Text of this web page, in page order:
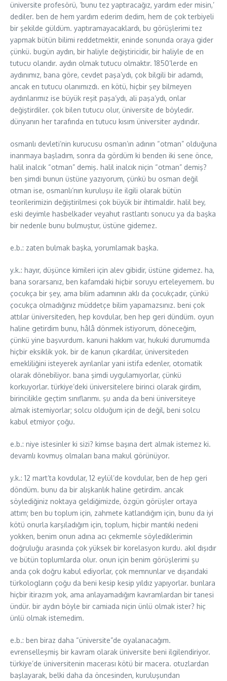
üniversite profesörü, ‘bunu tez yaptıracağız, yardım eder misin,’
dediler. ben de hem yardım ederim dedim, hem de çok terbiyeli
bir şekilde güldüm. yaptıramayacaklardı, bu görüşlerimi tez
yapmak bütün bilimi reddetmektir, eninde sonunda oraya gider
çünkü. bugün aydın, bir haliyle değiştiricidir, bir haliyle de en
tutucu olandır. aydın olmak tutucu olmaktır. 1850’lerde en
aydınımız, bana göre, cevdet paşa’ydı, çok bilgili bir adamdı,
ancak en tutucu olanımızdı. en kötü, hiçbir şey bilmeyen
aydınlarımız ise büyük reşit paşa’ydı, ali paşa’ydı, onlar
değiştirdiler. çok bilen tutucu olur, üniversite de böyledir.
dünyanın her tarafında en tutucu kısım üniversiter aydındır.
osmanlı devleti’nin kurucusu osman’ın adının “otman” olduğuna
inanmaya başladım, sonra da gördüm ki benden iki sene önce,
halil inalcık “otman” demiş. halil inalcık niçin “otman” demiş?
ben şimdi bunun üstüne yazıyorum, çünkü bu osman değil
otman ise, osmanlı’nın kuruluşu ile ilgili olarak bütün
teorilerimizin değiştirilmesi çok büyük bir ihtimaldir. halil bey,
eski deyimle hasbelkader veyahut rastlantı sonucu ya da başka
bir nedenle bunu bulmuştur, üstüne gidemez.
e.b.: zaten bulmak başka, yorumlamak başka.
y.k.: hayır, düşünce kimileri için alev gibidir, üstüne gidemez. ha,
bana sorarsanız, ben kafamdaki hiçbir soruyu erteleyemem. bu
çocukça bir şey, ama bilim adamının aklı da çocukçadır, çünkü
çocukça olmadığınız müddetçe bilim yapamazsınız. beni çok
attılar üniversiteden, hep kovdular, ben hep geri dündüm. oyun
haline getirdim bunu, hâlâ dönmek istiyorum, döneceğim,
çünkü yine başvurdum. kanuni hakkım var, hukuki durumumda
hiçbir eksiklik yok. bir de kanun çıkardılar, üniversiteden
emekliliğini isteyerek ayrılanlar yani istifa edenler, otomatik
olarak dönebiliyor. bana şimdi uygulamıyorlar, çünkü
korkuyorlar. türkiye’deki üniversitelere birinci olarak girdim,
birincilikle geçtim sınıflarımı. şu anda da beni üniversiteye
almak istemiyorlar; solcu olduğum için de değil, beni solcu
kabul etmiyor çoğu.
e.b.: niye istesinler ki sizi? kimse başına dert almak istemez ki.
devamlı kovmuş olmaları bana makul görünüyor.
y.k.: 12 mart’ta kovdular, 12 eylül’de kovdular, ben de hep geri
döndüm. bunu da bir alışkanlık haline getirdim. ancak
söylediğiniz noktaya geldiğimizde, özgün görüşler ortaya
attım; ben bu toplum için, zahmete katlandığım için, bunu da iyi
kötü onurla karşıladığım için, toplum, hiçbir mantıki nedeni
yokken, benim onun adına acı çekmemle söylediklerimin
doğruluğu arasında çok yüksek bir korelasyon kurdu. akıl dışıdır
ve bütün toplumlarda olur. onun için benim görüşlerimi şu
anda çok doğru kabul ediyorlar, çok memnunlar ve dışarıdaki
türkologların çoğu da beni kesip kesip yıldız yapıyorlar. bunlara
hiçbir itirazım yok, ama anlayamadığım kavramlardan bir tanesi
ündür. bir aydın böyle bir camiada niçin ünlü olmak ister? hiç
ünlü olmak istemedim.
e.b.: ben biraz daha “üniversite”de oyalanacağım.
evrenselleşmiş bir kavram olarak üniversite beni ilgilendiriyor.
türkiye’de üniversitenin macerası kötü bir macera. otuzlardan
başlayarak, belki daha da öncesinden, kuruluşundan